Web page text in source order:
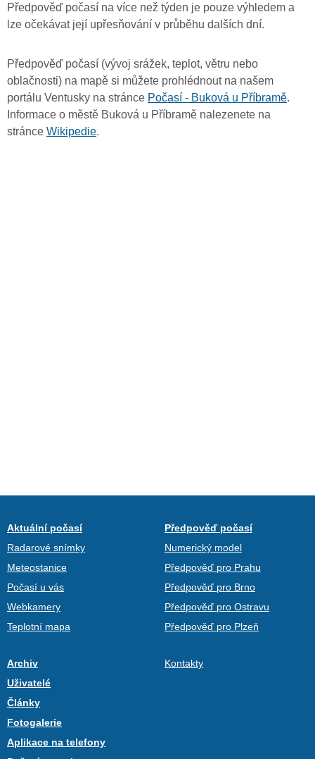
Předpověď počasí na více než týden je pouze výhledem a
lze očekávat její upřesňování v průběhu dalších dní.
Předpověď počasí (vývoj srážek, teplot, větru nebo
oblačnosti) na mapě si můžete prohlédnout na našem
portálu Ventusky na stránce Počasí - Buková u Příbramě.
Informace o městě Buková u Příbramě nalezenete na
stránce Wikipedie.
Aktuální počasí
Radarové snímky
Meteostanice
Počasí u vás
Webkamery
Teplotní mapa
Předpověď počasí
Numerický model
Předpověď pro Prahu
Předpověď pro Brno
Předpověď pro Ostravu
Předpověď pro Plzeň
Archiv
Uživatelé
Články
Fotogalerie
Aplikace na telefony
Kontakty